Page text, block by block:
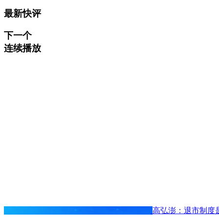
最新快评
下一个
连续播放
高弘澎：退市制度